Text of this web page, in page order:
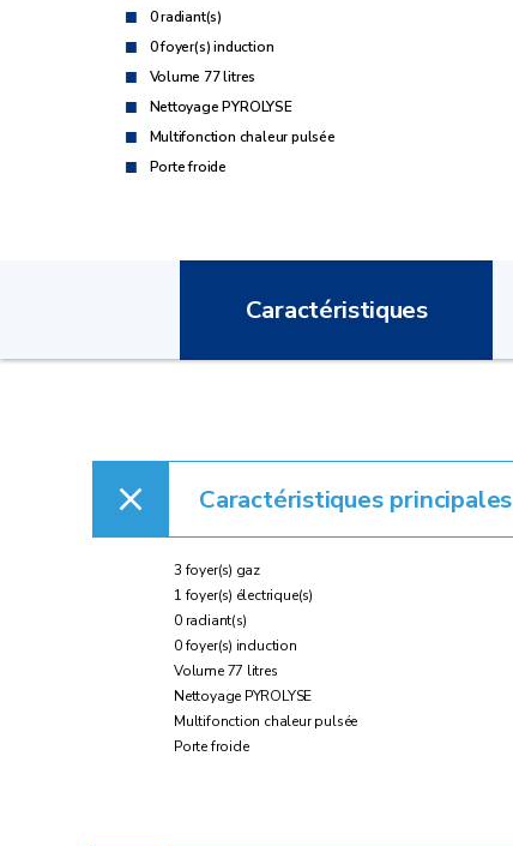
0 radiant(s)
0 foyer(s) induction
Volume 77 litres
Nettoyage PYROLYSE
Multifonction chaleur pulsée
Porte froide
Caractéristiques
Caractéristiques principales
3 foyer(s) gaz
1 foyer(s) électrique(s)
0 radiant(s)
0 foyer(s) induction
Volume 77 litres
Nettoyage PYROLYSE
Multifonction chaleur pulsée
Porte froide